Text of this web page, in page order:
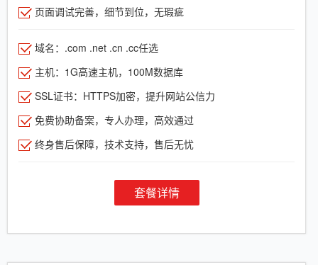
页面调试完善，细节到位，无瑕疵
域名：.com .net .cn .cc任选
主机：1G高速主机，100M数据库
SSL证书：HTTPS加密，提升网站公信力
免费协助备案，专人办理，高效通过
终身售后保障，技术支持，售后无忧
套餐详情